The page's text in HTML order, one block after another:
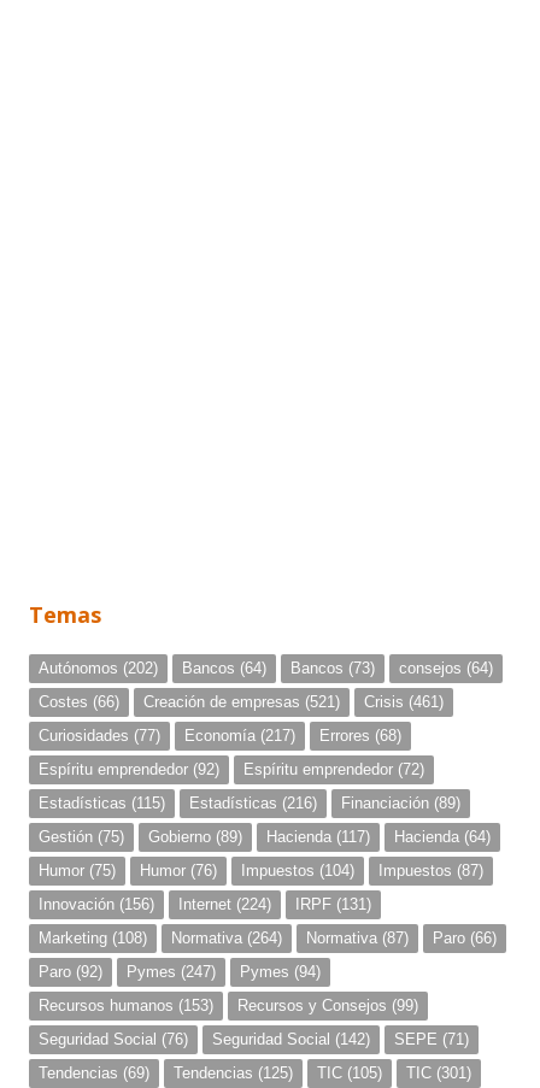
Temas
Autónomos (202) Bancos (64) Bancos (73) consejos (64)
Costes (66) Creación de empresas (521) Crisis (461)
Curiosidades (77) Economía (217) Errores (68)
Espíritu emprendedor (92) Espíritu emprendedor (72)
Estadísticas (115) Estadísticas (216) Financiación (89)
Gestión (75) Gobierno (89) Hacienda (117) Hacienda (64)
Humor (75) Humor (76) Impuestos (104) Impuestos (87)
Innovación (156) Internet (224) IRPF (131)
Marketing (108) Normativa (264) Normativa (87) Paro (66)
Paro (92) Pymes (247) Pymes (94)
Recursos humanos (153) Recursos y Consejos (99)
Seguridad Social (76) Seguridad Social (142) SEPE (71)
Tendencias (69) Tendencias (125) TIC (105) TIC (301)